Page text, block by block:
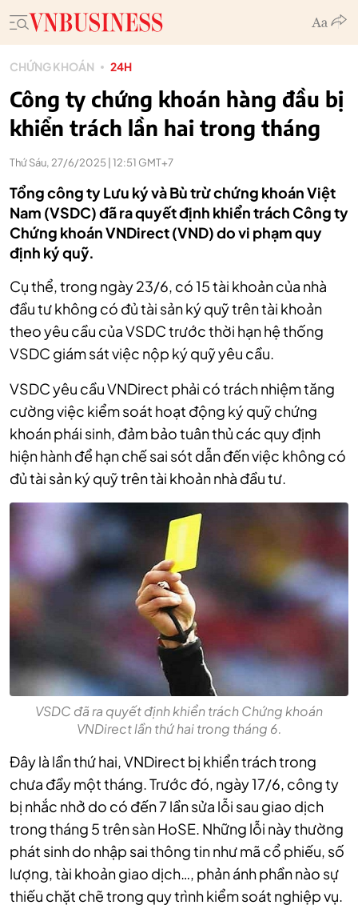
CHỨNG KHOÁN 24H
Công ty chứng khoán hàng đầu bị
khiển trách lần hai trong tháng
Thứ Sáu, 27/6/2025 | 12:51 GMT+7
Tổng công ty Lưu ký và Bù trừ chứng khoán Việt
Nam (VSDC) đã ra quyết định khiển trách Công ty
Chứng khoán VNDirect (VND) do vi phạm quy
định ký quỹ.
Cụ thể, trong ngày 23/6, có 15 tài khoản của nhà
đầu tư không có đủ tài sản ký quỹ trên tài khoản
theo yêu cầu của VSDC trước thời hạn hệ thống
VSDC giám sát việc nộp ký quỹ yêu cầu.
VSDC yêu cầu VNDirect phải có trách nhiệm tăng
cường việc kiểm soát hoạt động ký quỹ chứng
khoán phái sinh, đảm bảo tuân thủ các quy định
hiện hành để hạn chế sai sót dẫn đến việc không có
đủ tài sản ký quỹ trên tài khoản nhà đầu tư.
VSDC đã ra quyết định khiển trách Chứng khoán
VNDirect lần thứ hai trong tháng 6.
Đây là lần thứ hai, VNDirect bị khiển trách trong
chưa đầy một tháng. Trước đó, ngày 17/6, công ty
bị nhắc nhở do có đến 7 lần sửa lỗi sau giao dịch
trong tháng 5 trên sàn HoSE. Những lỗi này thường
phát sinh do nhập sai thông tin như mã cổ phiếu, số
lượng, tài khoản giao dịch…, phản ánh phần nào sự
thiếu chặt chẽ trong quy trình kiểm soát nghiệp vụ.